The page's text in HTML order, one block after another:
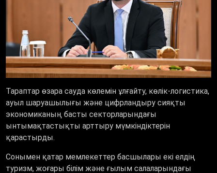
Тараптар өзара сауда көлемін ұлғайту, көлік-логистика,
ауыл шаруашылығы және цифрландыру сияқты
экономиканың басты секторларындағы
ынтымақтастықты арттыру мүмкіндіктерін
қарастырды.
Сонымен қатар мемлекеттер басшылары екі елдің
туризм, жоғары білім және ғылым салаларындағы